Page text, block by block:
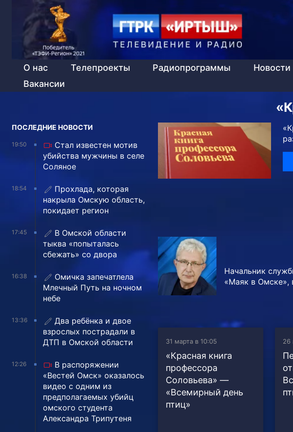
О нас Телепроекты Радиопрограммы Новости
Вакансии
ПОСЛЕДНИЕ НОВОСТИ
19:50
Стал известен мотив
убийства мужчины в селе
Соляное
18:54
Прохлада, которая
накрыла Омскую область,
покидает регион
17:45
В Омской области
тыква «попыталась
сбежать» со двора
16:38
Омичка запечатлела
Млечный Путь на ночном
небе
13:36
Два ребёнка и двое
взрослых пострадали в
ДТП в Омской области
12:26
В распоряжении
«Вестей Омск» оказалось
видео с одним из
предполагаемых убийц
омского студента
Александра Трипутеня
Начальник
«Маяк в Омске»,
31 марта в 10:05
«Красная книга
профессора
Соловьева» —
«Всемирный день
птиц»
26